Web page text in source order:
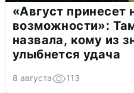
«Август принесет
возможности»:
назвала, кому из
улыбнется удача
8 августа 113